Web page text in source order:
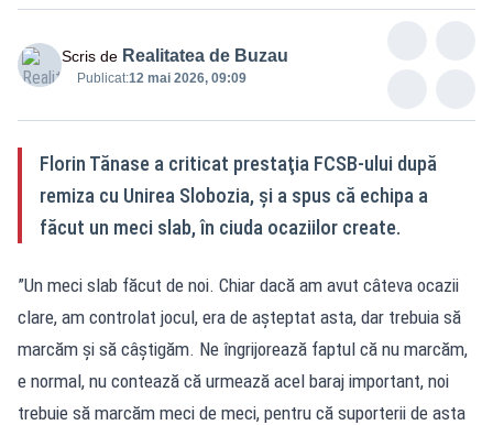
Scris de Realitatea de Buzau
Publicat:12 mai 2026, 09:09
Florin Tănase a criticat prestaţia FCSB-ului după
remiza cu Unirea Slobozia, şi a spus că echipa a
făcut un meci slab, în ciuda ocaziilor create.
”Un meci slab făcut de noi. Chiar dacă am avut câteva ocazii
clare, am controlat jocul, era de aşteptat asta, dar trebuia să
marcăm şi să câştigăm. Ne îngrijorează faptul că nu marcăm,
e normal, nu contează că urmează acel baraj important, noi
trebuie să marcăm meci de meci, pentru că suporterii de asta